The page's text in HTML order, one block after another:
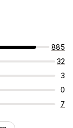
885
32
3
0
7